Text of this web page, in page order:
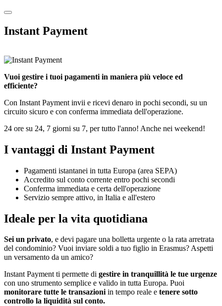
Instant Payment
Vuoi gestire i tuoi pagamenti in maniera più veloce ed
efficiente?
Con Instant Payment invii e ricevi denaro in pochi secondi, su un
circuito sicuro e con conferma immediata dell'operazione.
24 ore su 24, 7 giorni su 7, per tutto l'anno! Anche nei weekend!
I vantaggi di Instant Payment
Pagamenti istantanei in tutta Europa (area SEPA)
Accredito sul conto corrente entro pochi secondi
Conferma immediata e certa dell'operazione
Servizio sempre attivo, in Italia e all'estero
Ideale per la vita quotidiana
Sei un privato, e devi pagare una bolletta urgente o la rata arretrata
del condominio? Vuoi inviare soldi a tuo figlio in Erasmus? Aspetti
un versamento da un amico?
Instant Payment ti permette di gestire in tranquillità le tue urgenze
con uno strumento semplice e valido in tutta Europa. Puoi
monitorare tutte le transazioniin tempo reale e tenere sotto
controllo la liquidità sul conto.